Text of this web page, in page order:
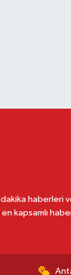
haberleri
kapsamlı